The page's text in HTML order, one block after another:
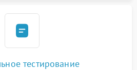
тестирование